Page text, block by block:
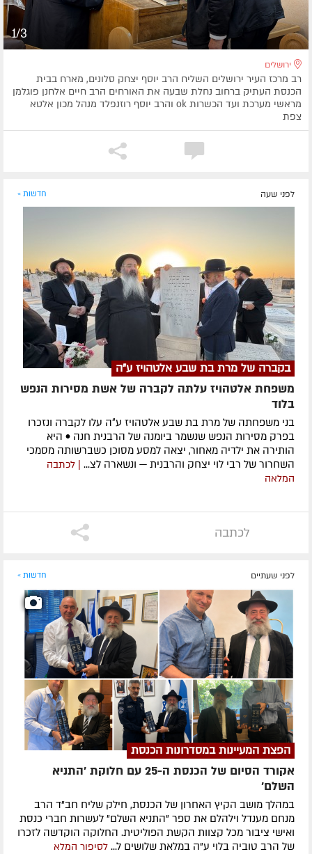
1/3
ירושלים
רב מרכז העיר ירושלים השליח הרב יוסף יצחק סלונים, מארח בבית
הכנסת העתיק ברחוב נחלת שבעה את האורחים הרב חיים אלחנן פוגלמן
מראשי מערכת ועד הכשרות ok והרב יוסף רוזנפלד מנהל מכון אלטא
צפת
לפני שעה חדשות »
בקברה של מרת בת שבע אלטהויז ע"ה
משפחת אלטהויז עלתה לקברה של אשת מסירות הנפש
בלוד
בני משפחתה של מרת בת שבע אלטהויז ע״ה עלו לקברה ונזכרו
בפרק מסירות הנפש שנשמר ביומנה של הרבנית חנה • היא
הותירה את ילדיה מאחור, יצאה למסע מסוכן כשברשותה מסמכי
השחרור של רבי לוי יצחק והרבנית — ונשארה לצ...
| לכתבה
המלאה
לכתבה
לפני שעתיים חדשות »
הפצת המעיינות במסדרונות הכנסת
אקורד הסיום של הכנסת ה-25 עם חלוקת 'התניא
השלם'
במהלך מושב הקיץ האחרון של הכנסת, חילק שליח חב"ד הרב
מנחם מענדל וילהלם את ספר "התניא השלם" לעשרות חברי כנסת
ואישי ציבור מכל קצוות הקשת הפוליטית. החלוקה הוקדשה לזכרו
של הרב טוביה בלוי ע"ה במלאת שלושים ל... לסיפור המלא